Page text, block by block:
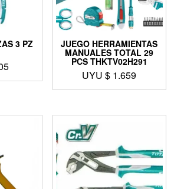
3 PZ JUEGO HERRAMIENTAS
MANUALES TOTAL 29
PCS THKTV02H291
UYU $ 1.659